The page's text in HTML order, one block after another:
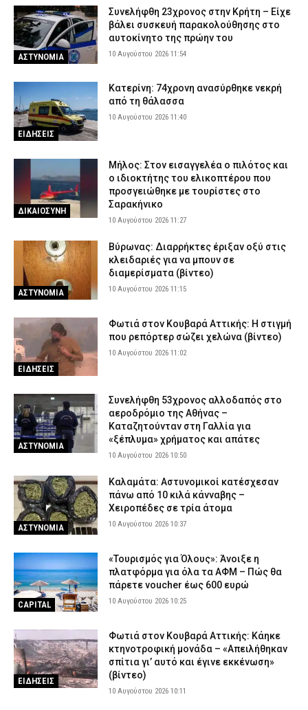
ΑΣΤΥΝΟΜΙΑ
Συνελήφθη 23χρονος στην Κρήτη – Είχε
βάλει συσκευή παρακολούθησης στο
αυτοκίνητο της πρώην του
10 Αυγούστου 2026 11:54
ΕΙΔΗΣΕΙΣ
Κατερίνη: 74χρονη ανασύρθηκε νεκρή
από τη θάλασσα
10 Αυγούστου 2026 11:40
ΔΙΚΑΙΟΣΥΝΗ
Μήλος: Στον εισαγγελέα ο πιλότος και
ο ιδιοκτήτης του ελικοπτέρου που
προσγειώθηκε με τουρίστες στο
Σαρακήνικο
10 Αυγούστου 2026 11:27
ΑΣΤΥΝΟΜΙΑ
Βύρωνας: Διαρρήκτες έριξαν οξύ στις
κλειδαριές για να μπουν σε
διαμερίσματα (βίντεο)
10 Αυγούστου 2026 11:15
ΕΙΔΗΣΕΙΣ
Φωτιά στον Κουβαρά Αττικής: Η στιγμή
που ρεπόρτερ σώζει χελώνα (βίντεο)
10 Αυγούστου 2026 11:02
ΑΣΤΥΝΟΜΙΑ
Συνελήφθη 53χρονος αλλοδαπός στο
αεροδρόμιο της Αθήνας –
Καταζητούνταν στη Γαλλία για
«ξέπλυμα» χρήματος και απάτες
10 Αυγούστου 2026 10:50
ΑΣΤΥΝΟΜΙΑ
Καλαμάτα: Αστυνομικοί κατέσχεσαν
πάνω από 10 κιλά κάνναβης –
Χειροπέδες σε τρία άτομα
10 Αυγούστου 2026 10:37
CAPITAL
«Τουρισμός για Όλους»: Άνοιξε η
πλατφόρμα για όλα τα ΑΦΜ – Πώς θα
πάρετε voucher έως 600 ευρώ
10 Αυγούστου 2026 10:25
ΕΙΔΗΣΕΙΣ
Φωτιά στον Κουβαρά Αττικής: Κάηκε
κτηνοτροφική μονάδα – «Απειλήθηκαν
σπίτια γι’ αυτό και έγινε εκκένωση»
(βίντεο)
10 Αυγούστου 2026 10:11